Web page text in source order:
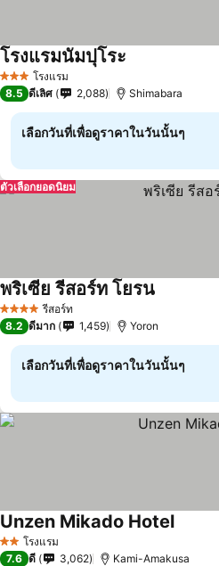
3 ดาว โรงแรม
โรงแรมนัมปุโระ
8.5 ดีเลิศ 2,088 Shimabara
เลือกวันที่เพื่อดูราคาในวันนั้นๆ
ตัวเลือกยอดนิยม
4 ดาว รีสอร์ท
พริเซีย รีสอร์ท โยรน
8.2 ดีมาก 1,459 Yoron
เลือกวันที่เพื่อดูราคาในวันนั้นๆ
2 ดาวโรงแรม
Unzen Mikado Hotel
7.6 ดี 3,062 Kami-Amakusa